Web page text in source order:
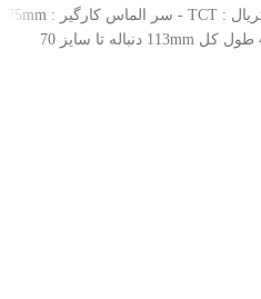
ساخت : چین تحت لیسانس : آلمان متریال : TCT - سر الماس کارگیر : 75mm
برند : ASTPOWER ضخامت لبه 4mm طول کل 113mm دنباله تا سایز 70